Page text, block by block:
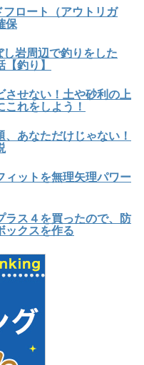
フロート（アウトリガ
保
し岩周辺で釣りをした
釣り】
させない！土や砂利の上
れをしよう！
あなただけじゃない！
ィットを無理矢理パワー
ラス４を買ったので、防
ックスを作る